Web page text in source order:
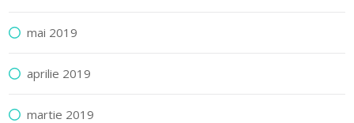
mai 2019
aprilie 2019
martie 2019